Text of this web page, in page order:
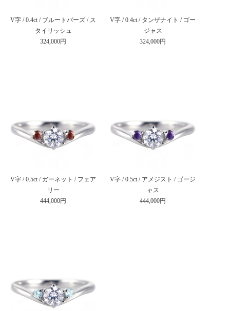
V字 / 0.4ct / ブルートパーズ / ス
タイリッシュ
324,000円
V字 / 0.4ct / タンザナイト / ゴー
ジャス
324,000円
V字 / 0.5ct / ガーネット / フェア
リー
444,000円
V字 / 0.5ct / アメジスト / ゴージ
ャス
444,000円